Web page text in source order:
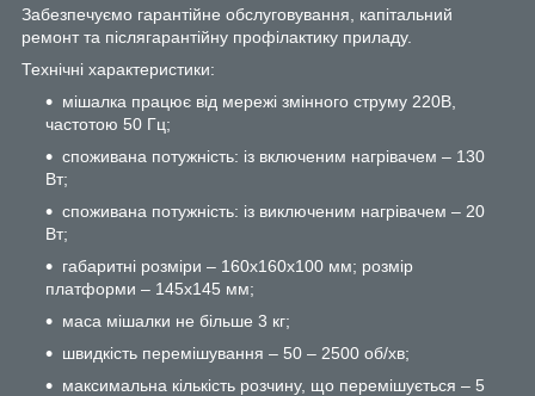
Забезпечуємо гарантійне обслуговування, капітальний
ремонт та післягарантійну профілактику приладу.
Технічні характеристики:
мішалка працює від мережі змінного струму 220В,
частотою 50 Гц;
споживана потужність: із включеним нагрівачем – 130
Вт;
споживана потужність: із виключеним нагрівачем – 20
Вт;
габаритні розміри – 160х160х100 мм; розмір
платформи – 145х145 мм;
маса мішалки не більше 3 кг;
швидкість перемішування – 50 – 2500 об/хв;
максимальна кількість розчину, що перемішується – 5